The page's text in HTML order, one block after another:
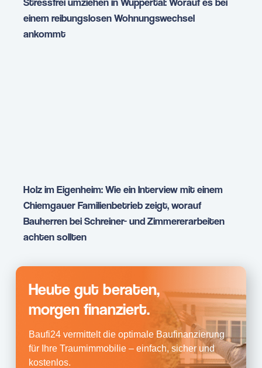
einem reibungslosen Wohnungswechsel
ankommt
Holz im Eigenheim: Wie ein Interview mit einem
Chiemgauer Familienbetrieb zeigt, worauf
Bauherren bei Schreiner- und Zimmererarbeiten
achten sollten
Heute gut beraten,
morgen finanziert.
Baufi24 vermittelt die optimale Baufinanzierung
für Ihre Traumimmobilie – einfach, sicher und
kostenlos.